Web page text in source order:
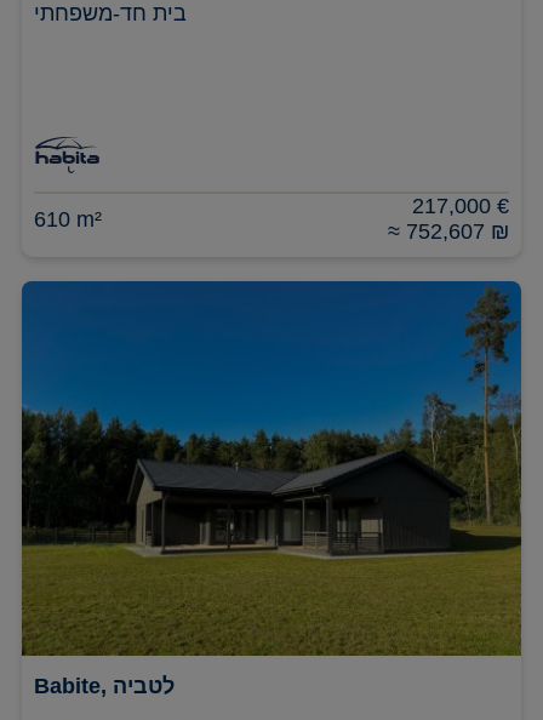
בית חד-משפחתי
610 m²
217,000 €
≈ 752,607 ₪
Babite, לטביה